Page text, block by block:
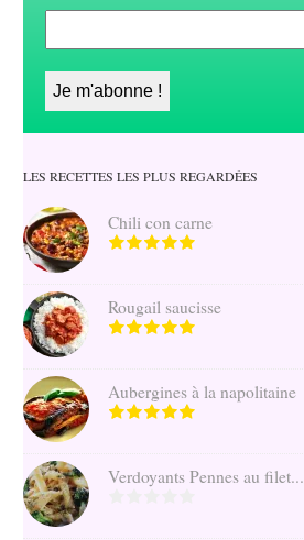
LES RECETTES LES PLUS REGARDÉES
Chili con carne
Rougail saucisse
Aubergines à la napolitaine
Verdoyants Pennes au filet...